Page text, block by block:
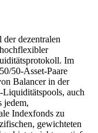
dezentralen
Im
50-Asset-Paare
Balancer in der
auch
jedem,
Indexfonds zu
gewichteten